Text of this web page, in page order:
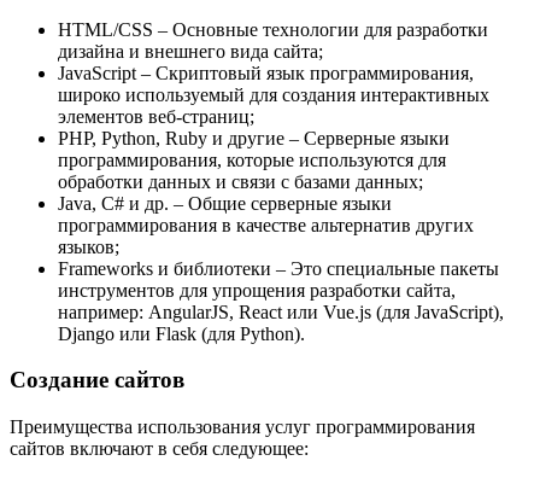
HTML/CSS – Основные технологии для разработки
дизайна и внешнего вида сайта;
JavaScript – Скриптовый язык программирования,
широко используемый для создания интерактивных
элементов веб-страниц;
PHP, Python, Ruby и другие – Серверные языки
программирования, которые используются для
обработки данных и связи с базами данных;
Java, C# и др. – Общие серверные языки
программирования в качестве альтернатив других
языков;
Frameworks и библиотеки – Это специальные пакеты
инструментов для упрощения разработки сайта,
например: AngularJS, React или Vue.js (для JavaScript),
Django или Flask (для Python).
Создание сайтов
Преимущества использования услуг программирования
сайтов включают в себя следующее: